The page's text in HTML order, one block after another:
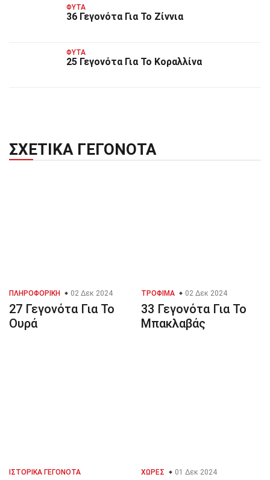
ΦΥΤΆ
36 Γεγονότα Για Το Ζίννια
ΦΥΤΆ
25 Γεγονότα Για Το Κοραλλίνα
ΣΧΕΤΙΚΆ ΓΕΓΟΝΌΤΑ
ΠΛΗΡΟΦΟΡΙΚΉ 02 Δεκ 2024
27 Γεγονότα Για Το
Ουρά
ΤΡΌΦΙΜΑ 02 Δεκ 2024
33 Γεγονότα Για Το
Μπακλαβάς
ΙΣΤΟΡΙΚΆ ΓΕΓΟΝΌΤΑ
ΧΏΡΕΣ 01 Δεκ 2024